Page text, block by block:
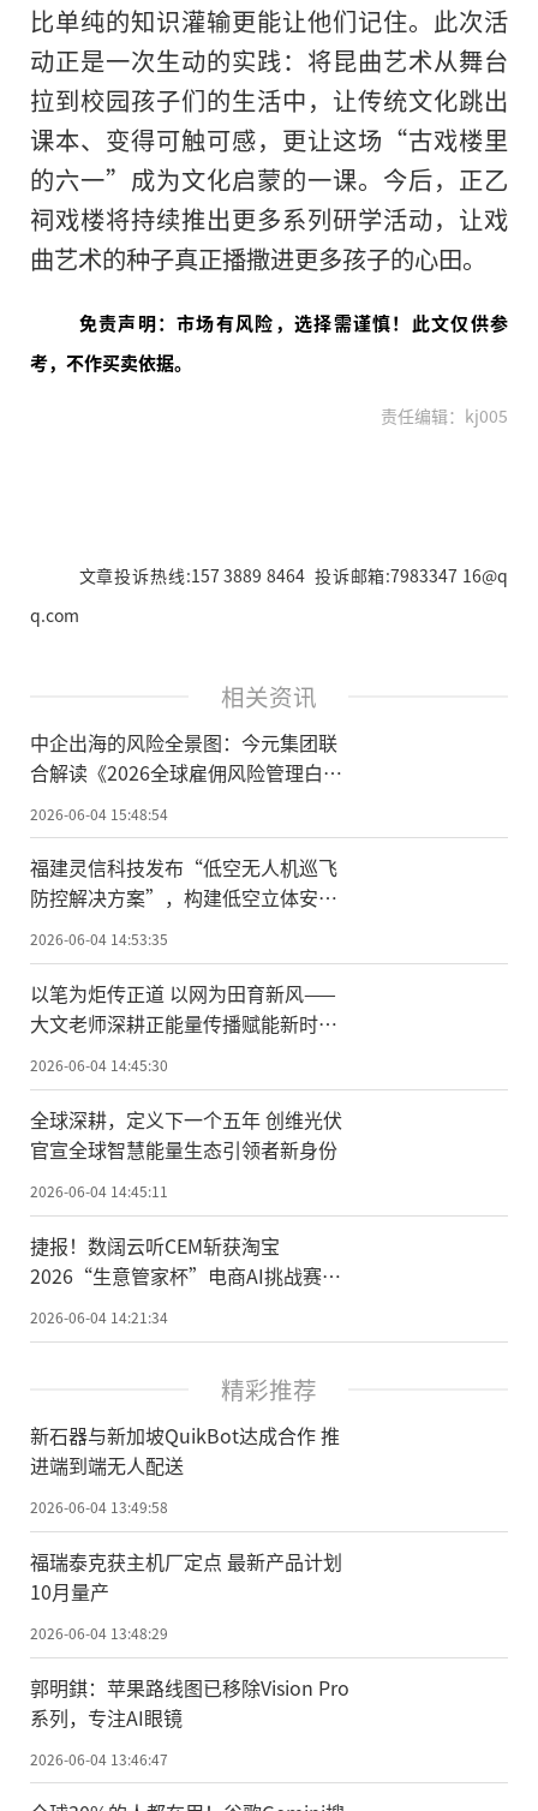
比单纯的知识灌输更能让他们记住。此次活
动正是一次生动的实践：将昆曲艺术从舞台
拉到校园孩子们的生活中，让传统文化跳出
课本、变得可触可感，更让这场“古戏楼里
的六一”成为文化启蒙的一课。今后，正乙
祠戏楼将持续推出更多系列研学活动，让戏
曲艺术的种子真正播撒进更多孩子的心田。
免责声明：市场有风险，选择需谨慎！此文仅供参
考，不作买卖依据。
责任编辑：kj005
文章投诉热线:157 3889 8464 投诉邮箱:7983347 16@q
q.com
相关资讯
中企出海的风险全景图：今元集团联
合解读《2026全球雇佣风险管理白皮
2026-06-04 15:48:54
福建灵信科技发布“低空无人机巡飞
防控解决方案”，构建低空立体安全
屏障
2026-06-04 14:53:35
以笔为炬传正道 以网为田育新风——
大文老师深耕正能量传播赋能新时代
网络文明
2026-06-04 14:45:30
全球深耕，定义下一个五年 创维光伏
官宣全球智慧能量生态引领者新身份
2026-06-04 14:45:11
捷报！数阔云听CEM斩获淘宝
2026“生意管家杯”电商AI挑战赛银
奖
2026-06-04 14:21:34
精彩推荐
新石器与新加坡QuikBot达成合作 推
进端到端无人配送
2026-06-04 13:49:58
福瑞泰克获主机厂定点 最新产品计划
10月量产
2026-06-04 13:48:29
郭明錤：苹果路线图已移除Vision Pro
系列，专注AI眼镜
2026-06-04 13:46:47